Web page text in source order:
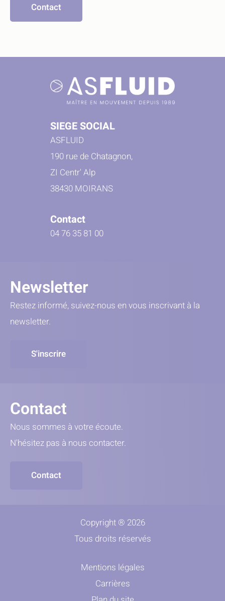
Contact
SIEGE SOCIAL
ASFLUID
190 rue de Chatagnon,
ZI Centr' Alp
38430 MOIRANS
Contact
04 76 35 81 00
Newsletter
Restez informé, suivez-nous en vous inscrivant à la
newsletter.
S'inscrire
Contact
Nous sommes à votre écoute.
N'hésitez pas à nous contacter.
Contact
Copyright ® 2026
Tous droits réservés
Mentions légales
Carrières